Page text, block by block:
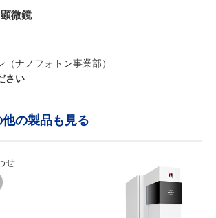
微鏡
（ナノフォトン事業部）
さい
の製品も見る
せ